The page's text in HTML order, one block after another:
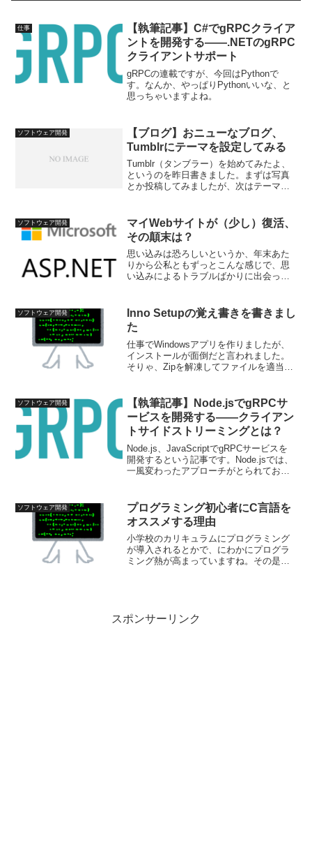
仕事
【執筆記事】C#でgRPCクライア
ントを開発する――.NETのgRPC
クライアントサポート
gRPCの連載ですが、今回はPythonで
す。なんか、やっぱりPythonいいな、と
思っちゃいますよね。
ソフトウェア開発
【ブログ】おニューなブログ、
Tumblrにテーマを設定してみる
Tumblr（タンブラー）を始めてみたよ、
というのを昨日書きました。まずは写真
とか投稿してみましたが、次はテーマだ
おニューなブログ、Tumblrを試してみる
テーマを選...
ソフトウェア開発
マイWebサイトが（少し）復活、
その顛末は？
思い込みは恐ろしいというか、年末あた
りから公私ともずっとこんな感じで、思
い込みによるトラブルばかりに出会って
→なんとか動くようになってきた、とい
う顛末を書こう。マイW...
ソフトウェア開発
Inno Setupの覚え書きを書きまし
た
仕事でWindowsアプリを作りましたが、
インストールが面倒だと言われました。
そりゃ、Zipを解凍してファイルを適当な
ろうと思いました。かつては、
InstallShie...
ソフトウェア開発
【執筆記事】Node.jsでgRPCサ
ービスを開発する――クライアン
トサイドストリーミングとは？
Node.js、JavaScriptでgRPCサービスを
開発するという記事です。Node.jsでは、
一風変わったアプローチがとられてお
も、言語や処理系でアプローチ...
ソフトウェア開発
プログラミング初心者にC言語を
オススメする理由
小学校のカリキュラムにプログラミング
が導入されるとかで、にわかにプログラ
ミング熱が高まっていますね。その是非
スポンサーリンク